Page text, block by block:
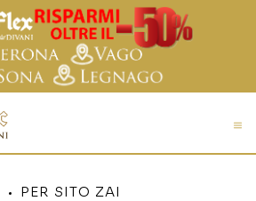
PER SITO ZAI